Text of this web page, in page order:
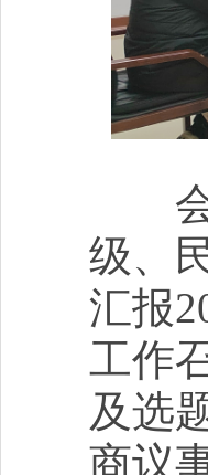
会
级、
汇报
工作
及选
商议